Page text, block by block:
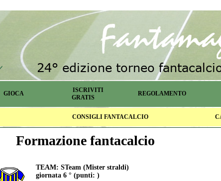
GIOCA
ISCRIVITI
GRATIS
REGOLAMENTO
CONSIGLI FANTACALCIO
Formazione fantacalcio
TEAM: STeam (Mister straldi)
giornata 6 ° (punti: )